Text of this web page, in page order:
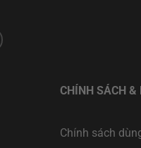
CHÍNH SÁCH &
Chính sách